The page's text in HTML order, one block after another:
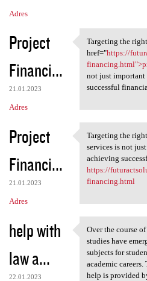
Adres
Project
Financi...
21.01.2023
Adres
Targeting the
Targeting the
href="https://
not just
successful
Project
Financi...
21.01.2023
Adres
Targeting the
Targeting the
services is not
achieving
https://
financing.html
help with
law a...
22.01.2023
Over the
Over the course
studies have
subjects for
academic
help is provided